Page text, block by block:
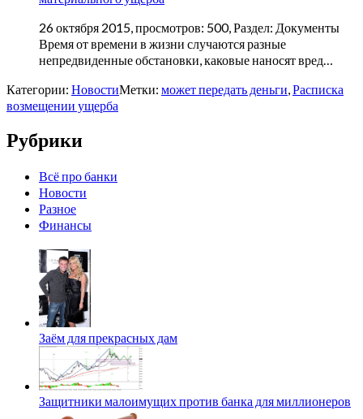
26 октября 2015, просмотров: 500, Раздел: Документы
Время от времени в жизни случаются разные
непредвиденные обстановки, каковые наносят вред…
Категории: НовостиМетки: может передать деньги,Расписка
возмещении ущерба
Рубрики
Всё про банки
Новости
Разное
Финансы
Заём для прекрасных дам
Защитники малоимущих против банка для миллионеров